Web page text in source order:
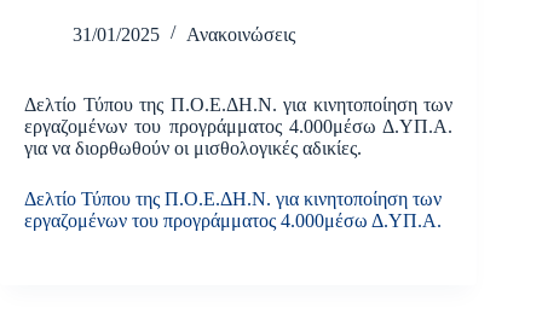
31/01/2025 Ανακοινώσεις
Δελτίο Τύπου της Π.Ο.Ε.ΔΗ.Ν. για κινητοποίηση των
εργαζομένων του προγράμματος 4.000μέσω Δ.ΥΠ.Α.
για να διορθωθούν οι μισθολογικές αδικίες.
Δελτίο Τύπου της Π.Ο.Ε.ΔΗ.Ν. για κινητοποίηση των
εργαζομένων του προγράμματος 4.000μέσω Δ.ΥΠ.Α.